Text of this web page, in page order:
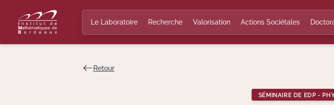
Le Laboratoire Recherche Valorisation Actions Sociétales
Retour
SÉMINAIRE DE EDP -